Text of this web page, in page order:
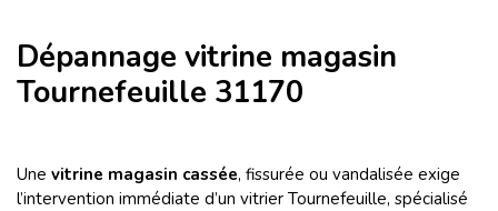
Dépannage vitrine magasin
Tournefeuille 31170
Une vitrine magasin cassée, fissurée ou vandalisée exige
l’intervention immédiate d’un vitrier Tournefeuille, spécialisé